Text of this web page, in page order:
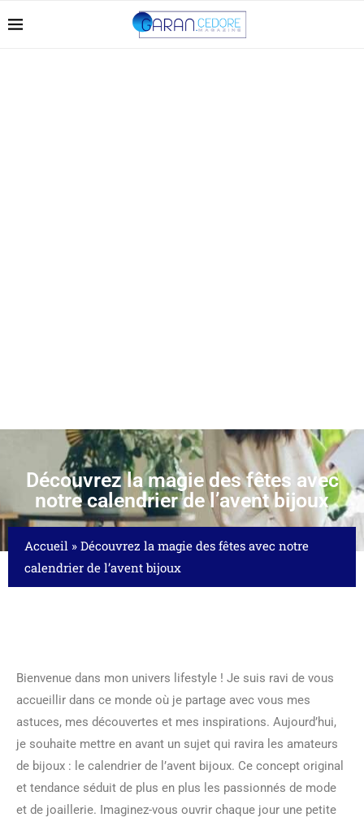
Découvrez la magie des fêtes avec
notre calendrier de l’avent bijoux
Accueil » Découvrez la magie des fêtes avec notre
calendrier de l’avent bijoux
Bienvenue dans mon univers lifestyle ! Je suis ravi de vous
accueillir dans ce monde où je partage avec vous mes
astuces, mes découvertes et mes inspirations. Aujourd’hui,
je souhaite mettre en avant un sujet qui ravira les amateurs
de bijoux : le calendrier de l’avent bijoux. Ce concept original
et tendance séduit de plus en plus les passionnés de mode
et de joaillerie. Imaginez-vous ouvrir chaque jour une petite